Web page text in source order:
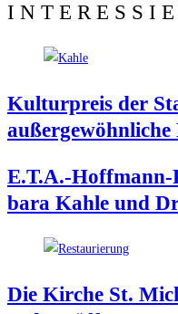
Kul­tur­preis der
außer­ge­wöhn­li­che
E.T.A.-
ba­ra Kah­le und
Die Kir­che St.